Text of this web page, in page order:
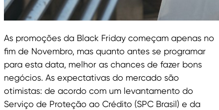
As promoções da Black Friday começam apenas no
fim de Novembro, mas quanto antes se programar
para esta data, melhor as chances de fazer bons
negócios. As expectativas do mercado são
otimistas: de acordo com um levantamento do
Serviço de Proteção ao Crédito (SPC Brasil) e da